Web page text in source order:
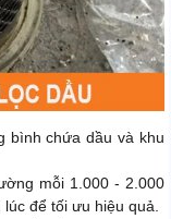
bình chứa dầu và khu
mỗi 1.000 - 2.000
để tối ưu hiệu quả.